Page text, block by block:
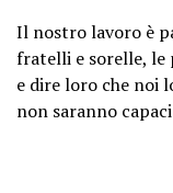
Il nostro lavoro è
fratelli e sorelle, le
e dire loro che noi
non saranno